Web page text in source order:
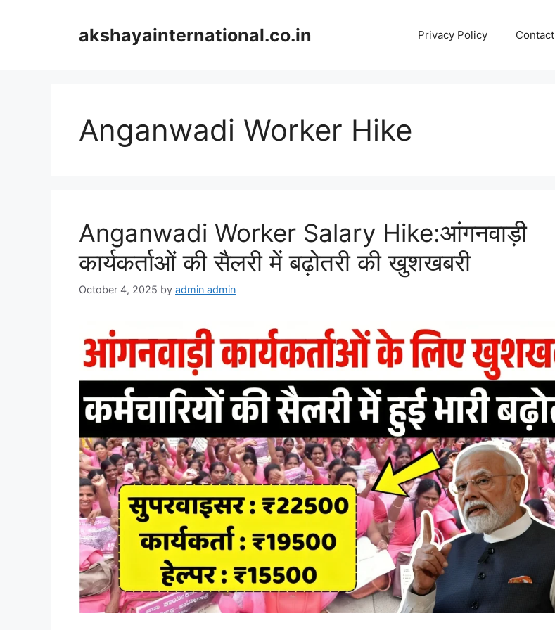
akshayainternational.co.in Privacy Policy Contact
Anganwadi Worker Hike
Anganwadi Worker Salary Hike:आंगनवाड़ी
कार्यकर्ताओं की सैलरी में बढ़ोतरी की खुशखबरी
October 4, 2025 by admin admin